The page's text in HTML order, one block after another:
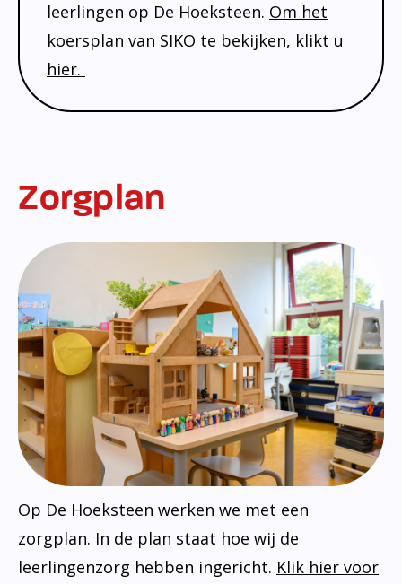
leerlingen op De Hoeksteen. Om het
koersplan van SIKO te bekijken, klikt u
hier.
Zorgplan
Op De Hoeksteen werken we met een
zorgplan. In de plan staat hoe wij de
leerlingenzorg hebben ingericht. Klik hier voor